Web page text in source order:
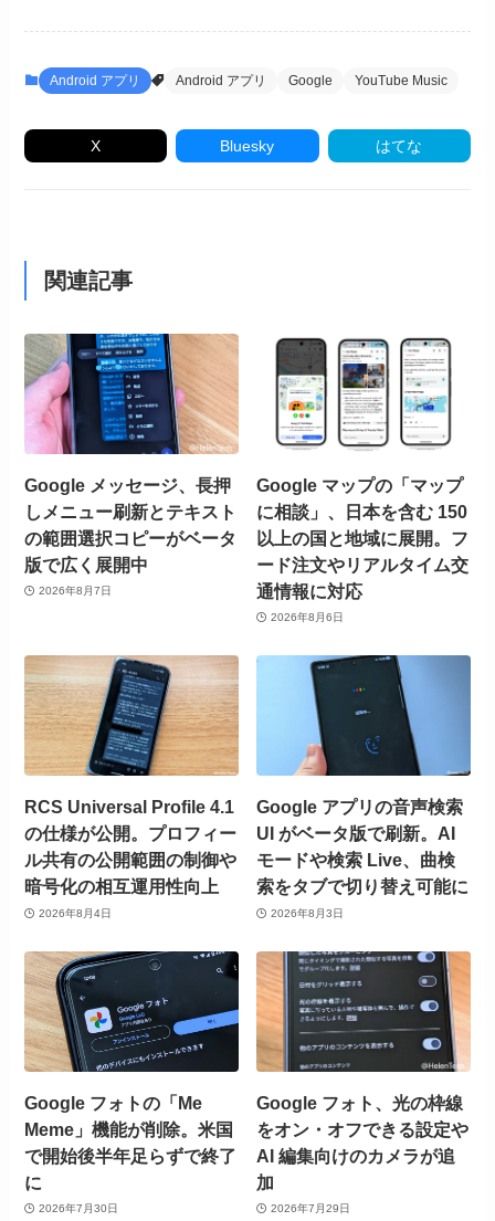
Android アプリ Android アプリ Google YouTube Music
X Bluesky はてな
関連記事
Google メッセージ、長押
しメニュー刷新とテキスト
の範囲選択コピーがベータ
版で広く展開中
2026年8月7日
Google マップの「マップ
に相談」、日本を含む 150
以上の国と地域に展開。フ
ード注文やリアルタイム交
通情報に対応
2026年8月6日
RCS Universal Profile 4.1
の仕様が公開。プロフィー
ル共有の公開範囲の制御や
暗号化の相互運用性向上
2026年8月4日
Google アプリの音声検索
UI がベータ版で刷新。AI
モードや検索 Live、曲検
索をタブで切り替え可能に
2026年8月3日
Google フォトの「Me
Meme」機能が削除。米国
で開始後半年足らずで終了
に
2026年7月30日
Google フォト、光の枠線
をオン・オフできる設定や
AI 編集向けのカメラが追
加
2026年7月29日